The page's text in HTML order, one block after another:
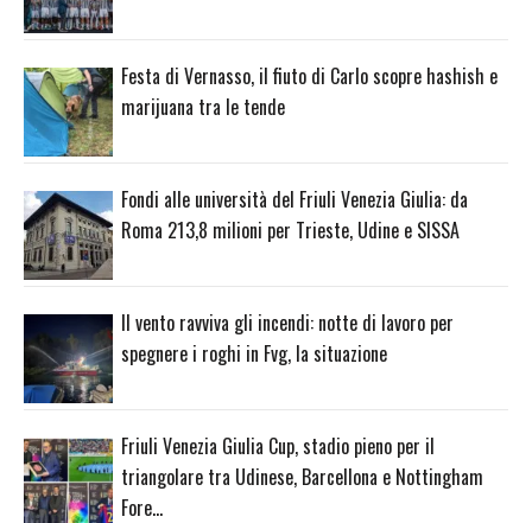
Festa di Vernasso, il fiuto di Carlo scopre hashish e
marijuana tra le tende
Fondi alle università del Friuli Venezia Giulia: da
Roma 213,8 milioni per Trieste, Udine e SISSA
Il vento ravviva gli incendi: notte di lavoro per
spegnere i roghi in Fvg, la situazione
Friuli Venezia Giulia Cup, stadio pieno per il
triangolare tra Udinese, Barcellona e Nottingham
Fore…